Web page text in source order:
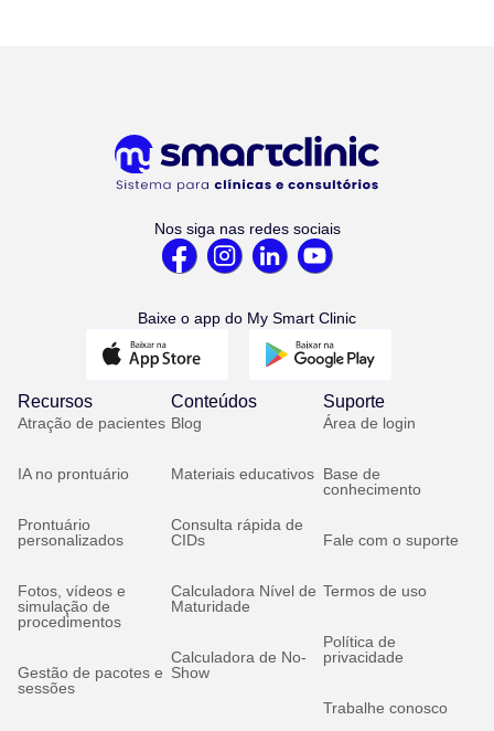
Nos siga nas redes sociais
Baixe o app do My Smart Clinic
Recursos
Atração de pacientes
IA no prontuário
Prontuário
personalizados
Fotos, vídeos e
simulação de
procedimentos
Gestão de pacotes e
sessões
Conteúdos
Blog
Materiais educativos
Consulta rápida de
CIDs
Calculadora Nível de
Maturidade
Calculadora de No-
Show
Suporte
Área de login
Base de
conhecimento
Fale com o suporte
Termos de uso
Política de
privacidade
Trabalhe conosco